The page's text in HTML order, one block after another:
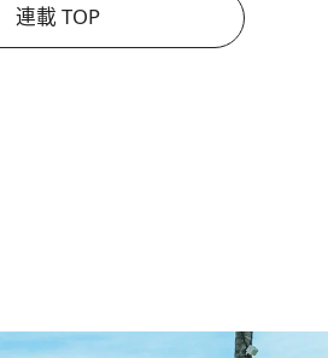
連載 TOP